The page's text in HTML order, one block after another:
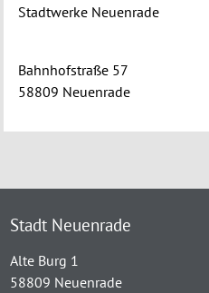
Stadtwerke Neuenrade
Bahnhofstraße 57
58809 Neuenrade
Stadt Neuenrade
Alte Burg 1
58809 Neuenrade